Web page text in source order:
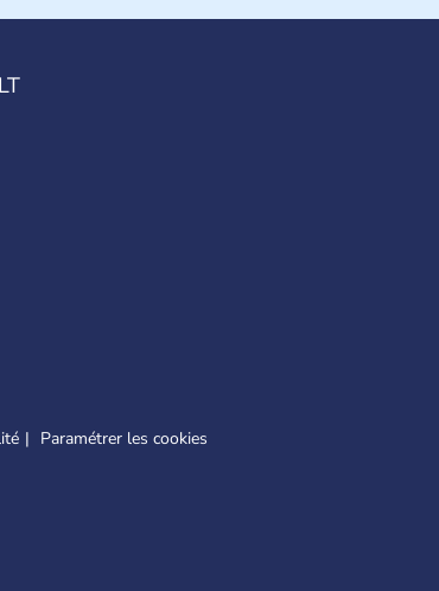
alors Istanbul au titre de
Paramétrer les cookies